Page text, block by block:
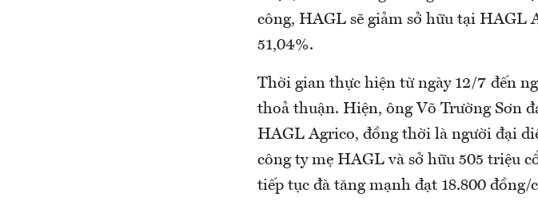
công, HAGL sẽ giảm sở hữu tại HAGL
51,04%.
Thời gian thực hiện từ ngày 12/7 đến
thoả thuận. Hiện, ông Võ Trường Sơn
HAGL Agrico, đồng thời là người đại
công ty mẹ HAGL và sở hữu 505 triệu
tiếp tục đà tăng mạnh đạt 18.800 đồng/